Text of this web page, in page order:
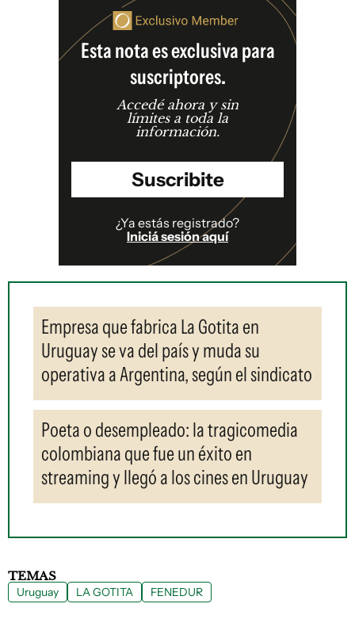
Esta nota es exclusiva para
suscriptores.
Accedé ahora y sin
límites a toda la
información.
Suscribite
¿Ya estás registrado?
Iniciá sesión aquí
Empresa que fabrica La Gotita en
Uruguay se va del país y muda su
operativa a Argentina, según el sindicato
Poeta o desempleado: la tragicomedia
colombiana que fue un éxito en
streaming y llegó a los cines en Uruguay
TEMAS
Uruguay LA GOTITA FENEDUR